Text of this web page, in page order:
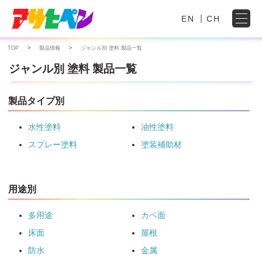
EN CH
TOP 製品情報 ジャンル別 塗料 製品一覧
ジャンル別 塗料 製品一覧
製品タイプ別
水性塗料
油性塗料
スプレー塗料
塗装補助材
用途別
多用途
カベ面
床面
屋根
防水
金属